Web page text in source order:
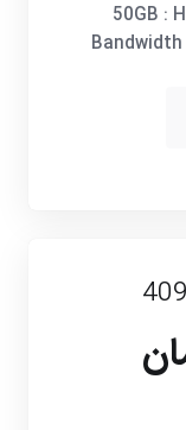
50GB :
Bandwidth